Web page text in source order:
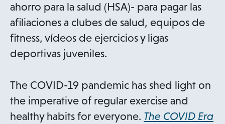
ahorro para la salud (HSA)- para pagar las
afiliaciones a clubes de salud, equipos de
fitness, vídeos de ejercicios y ligas
deportivas juveniles.
The COVID-19 pandemic has shed light on
the imperative of regular exercise and
healthy habits for everyone. The COVID Era